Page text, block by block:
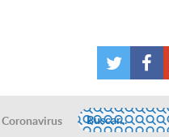
Coronavirus